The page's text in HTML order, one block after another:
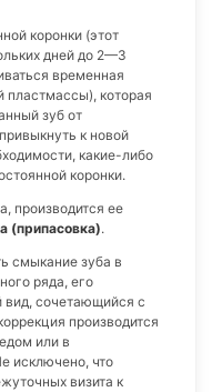
коронки (этот
дней до 2—3
временная
пластмассы), которая
зуб от
к новой
какие-либо
коронки.
производится ее
(припасовка).
смыкание зуба в
ряда, его
вид, сочетающийся с
производится
или в
исключено, что
визита к